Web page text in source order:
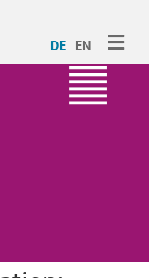
DE EN